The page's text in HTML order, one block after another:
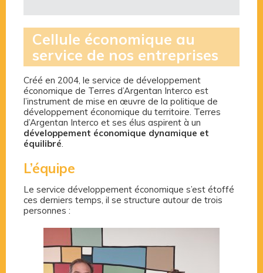
Cellule économique au
service de nos entreprises
Créé en 2004, le service de développement
économique de Terres d’Argentan Interco est
l’instrument de mise en œuvre de la politique de
développement économique du territoire. Terres
d’Argentan Interco et ses élus aspirent à un
développement économique dynamique et
équilibré.
L’équipe
Le service développement économique s’est étoffé
ces derniers temps, il se structure autour de trois
personnes :